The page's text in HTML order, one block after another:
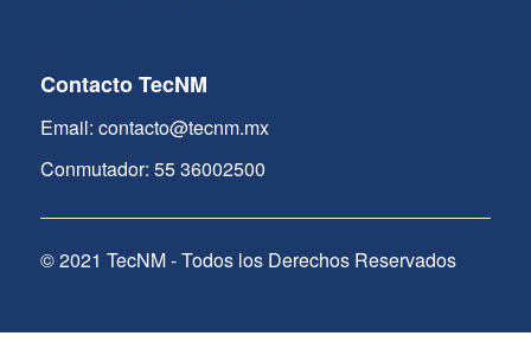
Contacto TecNM
Email: contacto@tecnm.mx
Conmutador: 55 36002500
© 2021 TecNM - Todos los Derechos Reservados